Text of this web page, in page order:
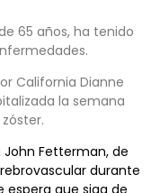
65 años, ha tenido
California Dianne
la semana
Fetterman, de
durante
espera que siga de